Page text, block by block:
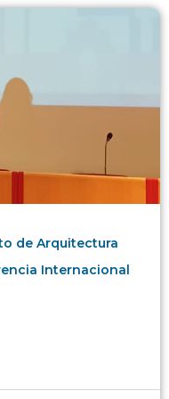
de Arquitectura
Internacional